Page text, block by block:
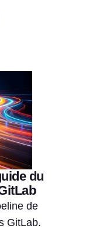
du
de
GitLab.